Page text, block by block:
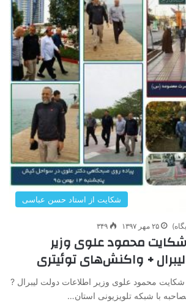
شکایت از استاد حسن عباسی
۲۵ مهر ۱۳۹۷ ۳۴۹
محمود علوی وزیر
+ واکنش‌‌های توئیتری
محمود علوی وزیر اطلاعات دولت لیبرال ?
با شبکه تلویزیونی استان…